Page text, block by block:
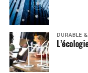
DURABLE